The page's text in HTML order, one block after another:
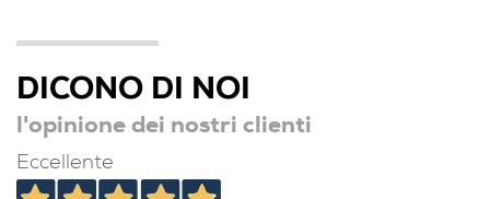
DICONO DI NOI
l'opinione dei nostri clienti
Eccellente